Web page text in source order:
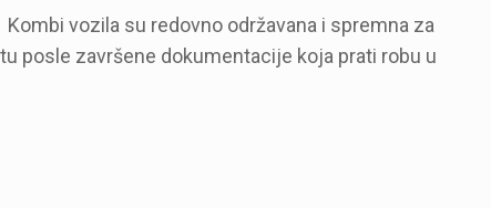
Kombi vozila su redovno održavana i spremna za
posle završene dokumentacije koja prati robu u